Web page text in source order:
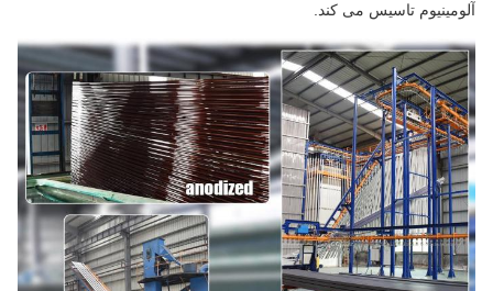
آلومینیوم تاسیس می کند.